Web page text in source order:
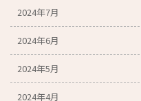
2024年7月
2024年6月
2024年5月
2024年4月